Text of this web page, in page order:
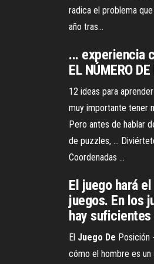
radica el problema
año tras...
... experiencia
EL NÚMERO
12 ideas para
muy importante tener
Pero antes de hablar
de puzzles, ...
Coordenadas ...
El juego hará
juegos. En los
hay
El Juego De Posición
cómo el hombre es un